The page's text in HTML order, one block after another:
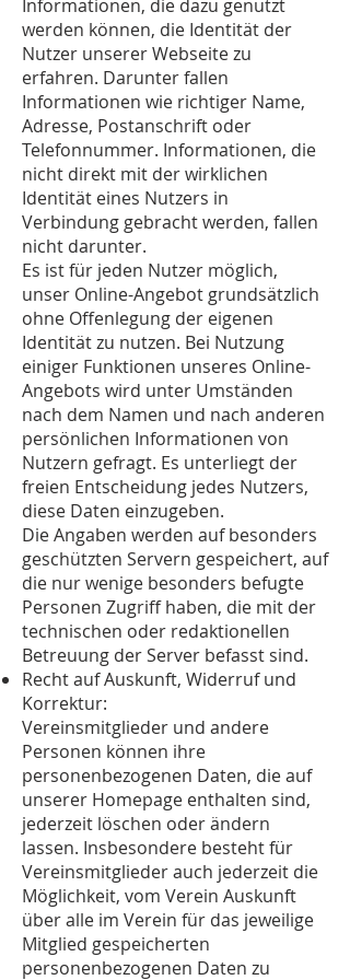
Informationen, die dazu genutzt
werden können, die Identität der
Nutzer unserer Webseite zu
erfahren. Darunter fallen
Informationen wie richtiger Name,
Adresse, Postanschrift oder
Telefonnummer. Informationen, die
nicht direkt mit der wirklichen
Identität eines Nutzers in
Verbindung gebracht werden, fallen
nicht darunter.
Es ist für jeden Nutzer möglich,
unser Online-Angebot grundsätzlich
ohne Offenlegung der eigenen
Identität zu nutzen. Bei Nutzung
einiger Funktionen unseres Online-
Angebots wird unter Umständen
nach dem Namen und nach anderen
persönlichen Informationen von
Nutzern gefragt. Es unterliegt der
freien Entscheidung jedes Nutzers,
diese Daten einzugeben.
Die Angaben werden auf besonders
geschützten Servern gespeichert, auf
die nur wenige besonders befugte
Personen Zugriff haben, die mit der
technischen oder redaktionellen
Betreuung der Server befasst sind.
Recht auf Auskunft, Widerruf und
Korrektur:
Vereinsmitglieder und andere
Personen können ihre
personenbezogenen Daten, die auf
unserer Homepage enthalten sind,
jederzeit löschen oder ändern
lassen. Insbesondere besteht für
Vereinsmitglieder auch jederzeit die
Möglichkeit, vom Verein Auskunft
über alle im Verein für das jeweilige
Mitglied gespeicherten
personenbezogenen Daten zu